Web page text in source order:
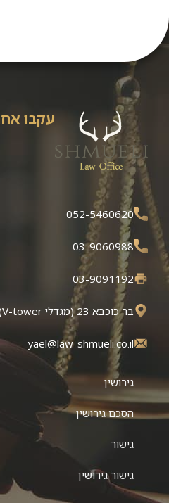
עקבו
052-5460620
03-9060988
03-9091192
בר כוכבא 23 (מגדלי V-tower) בני ברק
yael@law-shmueli.co.il
גירושין
הסכם גירושין
גישור
גישור גירושין